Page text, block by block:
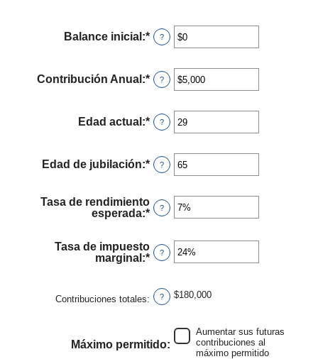
Balance inicial :* Ingresa
un
entre
$0
?
Contribución Anual :* Ingresa
un
entre
$0
?
Edad actual :* Ingresa
un
entre
0
?
Edad de jubilación:* Ingresa
un
entre
10
?
Tasa de rendimiento
esperada:* Ingresa
entre
0%
?
Tasa de impuesto
marginal :* Ingresa
entre
0%
?
Contribuciones totales: ? $180,000
Máximo permitido:
Aumentar sus futuras
contribuciones al
máximo permitido